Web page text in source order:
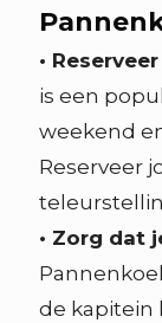
•
is een
weekend
Reserveer
• Zorg dat
de kapitein